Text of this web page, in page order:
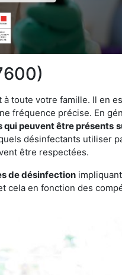
toute votre famille. Il en
fréquence précise. En
peuvent être présents
désinfectants utiliser
être respectées.
de désinfection
cela en fonction des